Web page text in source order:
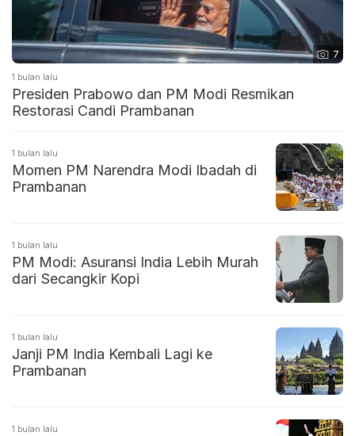
7
1 bulan lalu
Presiden Prabowo dan PM Modi Resmikan
Restorasi Candi Prambanan
1 bulan lalu
Momen PM Narendra Modi Ibadah di
Prambanan
1 bulan lalu
PM Modi: Asuransi India Lebih Murah
dari Secangkir Kopi
1 bulan lalu
Janji PM India Kembali Lagi ke
Prambanan
1 bulan lalu